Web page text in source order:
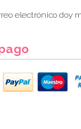
electrónico doy